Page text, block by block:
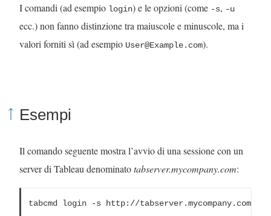
I comandi (ad esempio login) e le opzioni (come -s, -u
ecc.) non fanno distinzione tra maiuscole e minuscole, ma i
valori forniti sì (ad esempio User@Example.com).
Esempi
Il comando seguente mostra l’avvio di una sessione con un
server di Tableau denominatotabserver.mycompany.com:
tabcmd login -s http://tabserver.mycompany.com -u